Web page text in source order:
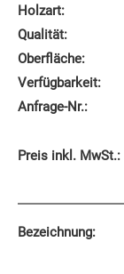
Holzart:
Qualität:
Oberfläche:
Verfügbarkeit:
Anfrage‑Nr.:
Preis inkl. MwSt.:
Bezeichnung: